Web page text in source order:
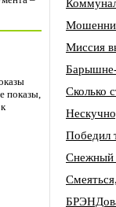
показы,
Миссия
Барышне-
Сколько
Победил
Снежный